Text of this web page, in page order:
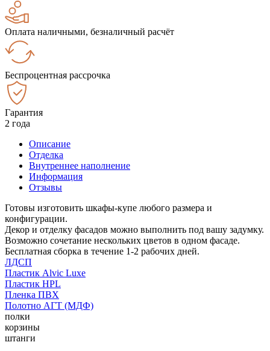
Оплата наличными, безналичный расчёт
Беспроцентная рассрочка
Гарантия
2 года
Описание
Отделка
Внутреннее наполнение
Информация
Отзывы
Готовы изготовить шкафы-купе любого размера и
конфигурации.
Декор и отделку фасадов можно выполнить под вашу задумку.
Возможно сочетание нескольких цветов в одном фасаде.
Бесплатная сборка в течение 1-2 рабочих дней.
ЛДСП
Пластик Alvic Luxe
Пластик HPL
Пленка ПВХ
Полотно АГТ (МДФ)
полки
корзины
штанги